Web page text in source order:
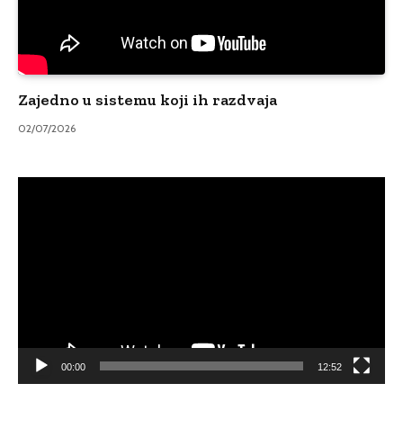
Zajedno u sistemu koji ih razdvaja
02/07/2026
00:00 12:52